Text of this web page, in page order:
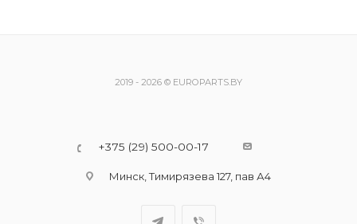
2019 - 2026 © EUROPARTS.BY
+375 (29) 500-00-17
Минск, Тимирязева 127, пав А4